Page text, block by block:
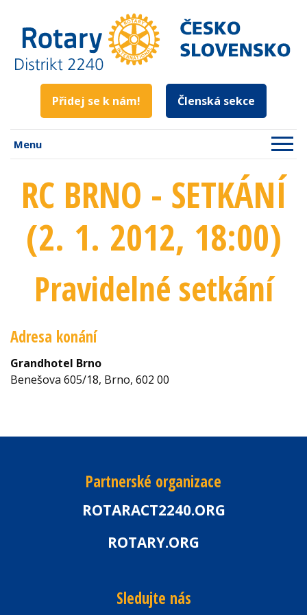
Přidej se k nám! Členská sekce
Menu
RC BRNO - SETKÁNÍ
(2. 1. 2012, 18:00)
Pravidelné setkání
Adresa konání
Grandhotel Brno
Benešova 605/18, Brno, 602 00
Partnerské organizace
ROTARACT2240.ORG
ROTARY.ORG
Sledujte nás